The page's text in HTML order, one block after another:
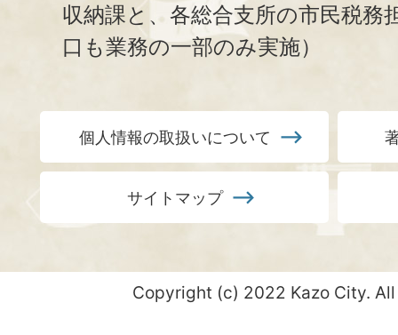
収納課と、 各総合支所の市民税務
口も業務の一部のみ実施）
個人情報の取扱いについて
サイトマップ
Copyright (c) 2022 Kazo City.